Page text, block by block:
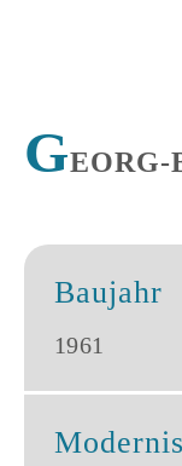
GEORG-
Baujahr
1961